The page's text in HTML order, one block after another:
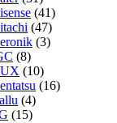
(41)
(47)
(3)
(8)
(10)
(16)
(4)
(15)